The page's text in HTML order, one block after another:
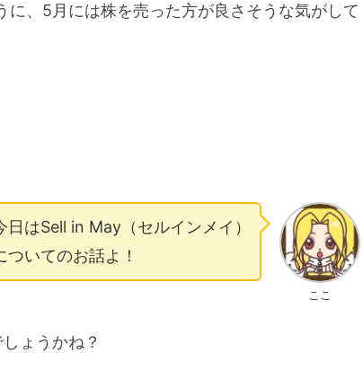
、5月には株を売った方が良さそうな気がして
ここ
日はSell in May（セルインメイ）
ついてのお話よ！
ょうかね？